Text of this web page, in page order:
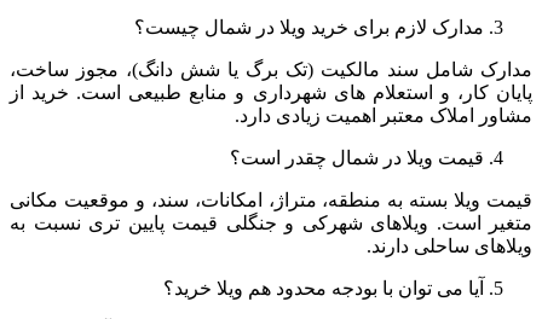
مدارک لازم برای خرید ویلا در شمال چیست؟
مدارک شامل سند مالکیت (تک برگ یا شش دانگ)، مجوز ساخت،
پایان کار، و استعلام های شهرداری و منابع طبیعی است. خرید از
مشاور املاک معتبر اهمیت زیادی دارد.
قیمت ویلا در شمال چقدر است؟
قیمت ویلا بسته به منطقه، متراژ، امکانات، سند، و موقعیت مکانی
متغیر است. ویلاهای شهرکی و جنگلی قیمت پایین تری نسبت به
ویلاهای ساحلی دارند.
آیا می توان با بودجه محدود هم ویلا خرید؟